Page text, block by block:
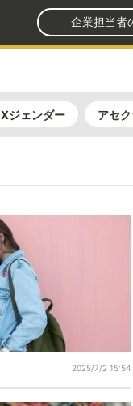
企業担当者
Xジェンダー アセ
2025/7/2 15:54